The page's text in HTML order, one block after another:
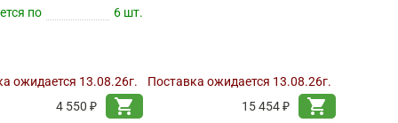
по
6 шт.
ожидается 13.08.26г.
4 550 ₽
shopping_cart
Поставка ожидается 13.08.26г.
15 454 ₽
shopping_cart